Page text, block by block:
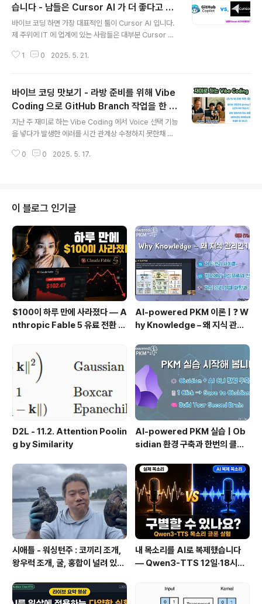
습니다 - 남들은 Cursor AI 가 더 좋다고 하
던데 저는...
바이브 코딩 하면 가장 대표적인 툴이 Cursor AI 입니다.
제 주위에 IT 에 업계에 있는 사람들은 대부분 Cursor AI
교해 보기로 했습니다. 지난 '재미로 하는 Vibe Coding'
능들이 있었습니다. 똑 같은 Prompt 로 Cursor AI 에서
번역 앱 개발을 시도해 봤습니다. 과연 어느 툴이 더 좋을까
요? 예상치 못한 에러에 제가 대처하는 방법을 생생하게 공
유하기 위해서 진행 과정을 거의 Real 로 보여 드립니다. V
기능과 실제로 코딩을 하..
1 0 2025. 5. 21.
바이브 코딩 맛보기 - 라방 준비를 위해 Vibe
Coding 으로 GitHub Branch 작업을 한 영
상입니다.
지난 주 재미로 하는 Vibe Coding 에서 Voice 선택 기능
을 넣다가 발생한 에러를 시간 관계상 수정하지 못한채 끝
in Branch에 올리지 못했는데요. 참여자분 중 한 분이 별
하는 Process를 만들었습니다. 이 비디오는 그 Proces
s를 위해 GitHub branch 작업을 AI 를 통해 Vibe Codi
ng으로 해결하는 과정을 담았습니다. 다음 라방에 참여하
시는 분들 뿐만 아니라 Vibe Coding 이 어떤 것인지 궁금
하신 분들도 짧은 시간..
0 0 2025. 5. 17.
이 블로그 인기글
$100이 하루 만에 사라졌다 — A
nthropic Fable 5 유료 전환 사
AI-powered PKM 이론 | ❓ W
hy Knowledge – 왜 지식 관리
보에서 지식으로의 전환, 🛠️ 지식
관리 실패 패턴과 극복
D2L - 11.2. Attention Poolin
g by Similarity
AI-powered PKM 실습 | Ob
sidian 환경 구축과 한번의 클릭
(Web Clipper)
시애틀 - 워싱턴주 : 코끼리 조개,
왕우럭 조개, 굴, 홍합이 널려 있는
내 목소리를 AI로 복제했습니다
— Qwen3-TTS 12일·18시간